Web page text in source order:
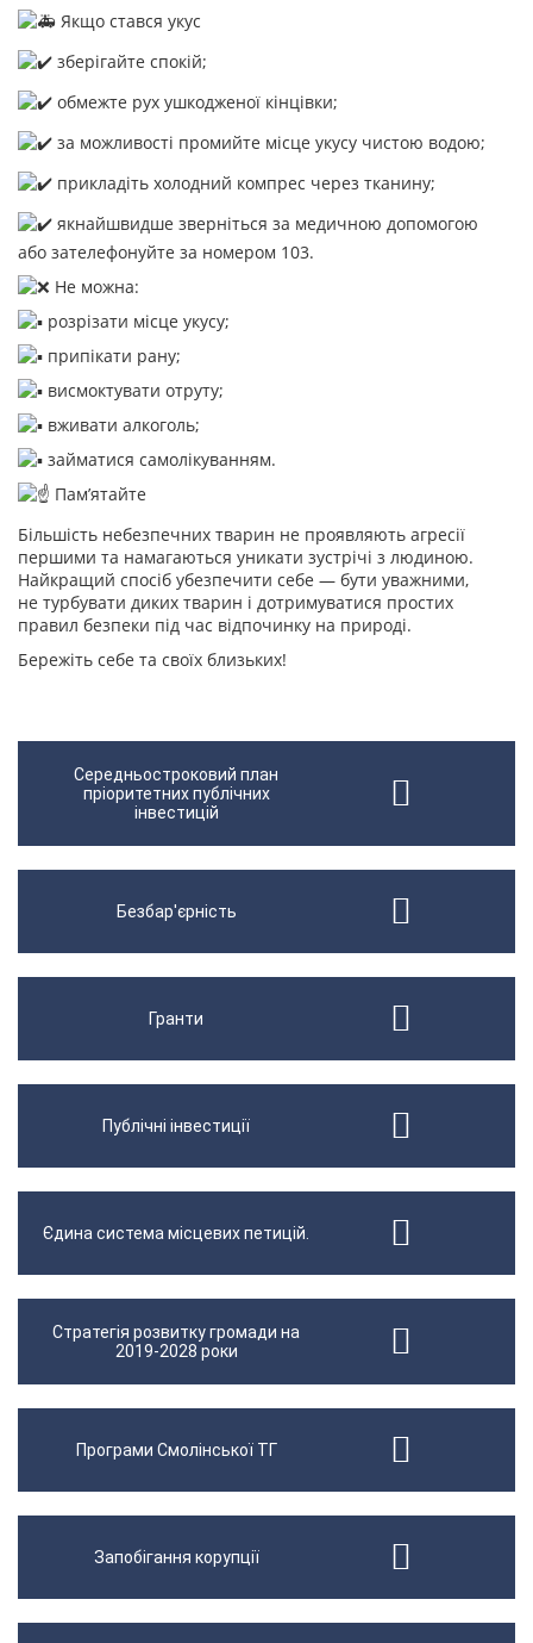
Якщо стався укус
зберігайте спокій;
обмежте рух ушкодженої кінцівки;
за можливості промийте місце укусу чистою водою;
прикладіть холодний компрес через тканину;
якнайшвидше зверніться за медичною допомогою
або зателефонуйте за номером 103.
Не можна:
розрізати місце укусу;
припікати рану;
висмоктувати отруту;
вживати алкоголь;
займатися самолікуванням.
Пам’ятайте
Більшість небезпечних тварин не проявляють агресії
першими та намагаються уникати зустрічі з людиною.
Найкращий спосіб убезпечити себе — бути уважними,
не турбувати диких тварин і дотримуватися простих
правил безпеки під час відпочинку на природі.
Бережіть себе та своїх близьких!
Середньостроковий план
пріоритетних публічних
інвестицій
Безбар'єрність
Гранти
Публічні інвестиції
Єдина система місцевих петицій.
Стратегія розвитку громади на
2019-2028 роки
Програми Смолінської ТГ
Запобігання корупції